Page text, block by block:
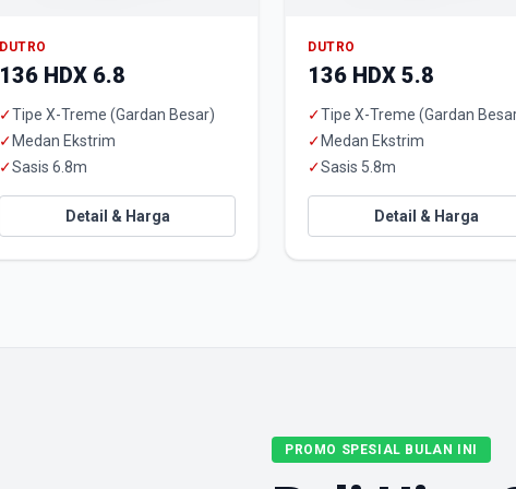
DUTRO
136 HDX 6.8
✓Tipe X-Treme (Gardan Besar)
✓ Medan Ekstrim
✓Sasis 6.8m
Detail & Harga
DUTRO
136 HDX 5.8
✓Tipe X-Treme (Gardan
✓ Medan Ekstrim
✓Sasis 5.8m
Detail & Harga
PROMO SPESIAL BULAN INI